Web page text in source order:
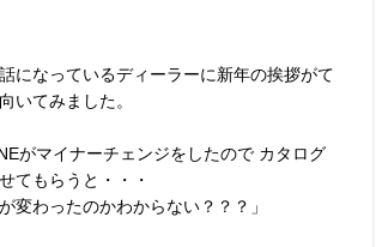
になっているディーラーに新年の挨拶がて
いてみました。
がマイナーチェンジをしたので カタログ
てもらうと・・・
が変わったのかわからない？？？」